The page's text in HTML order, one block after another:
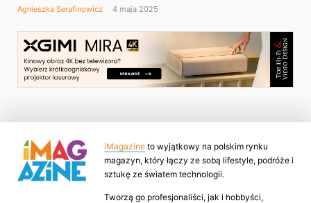
Agnieszka Serafinowicz 4 maja 2025
iMagazine to wyjątkowy na polskim rynku
magazyn, który łączy ze sobą lifestyle, podróże i
sztukę ze światem technologii.
Tworzą go profesjonaliści, jak i hobbyści,